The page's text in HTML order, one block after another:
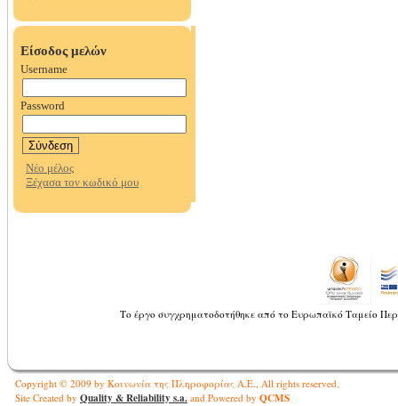
Το έργο συγχρηματοδοτήθηκε από το Ευρωπαϊκό Ταμείο
Copyright © 2009 by Κοινωνία της Πληροφορίας Α.Ε., All rights reserved.
Site Created by Quality & Reliability s.a. and Powered by QCMS